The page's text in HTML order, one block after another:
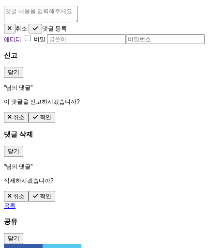
취소
댓글 등록
에디터
비밀
신고
닫기
"님의 댓글"
이 댓글을 신고하시겠습니까?
취소 확인
댓글 삭제
닫기
"님의 댓글"
삭제하시겠습니까?
취소
확인
목록
공유
닫기